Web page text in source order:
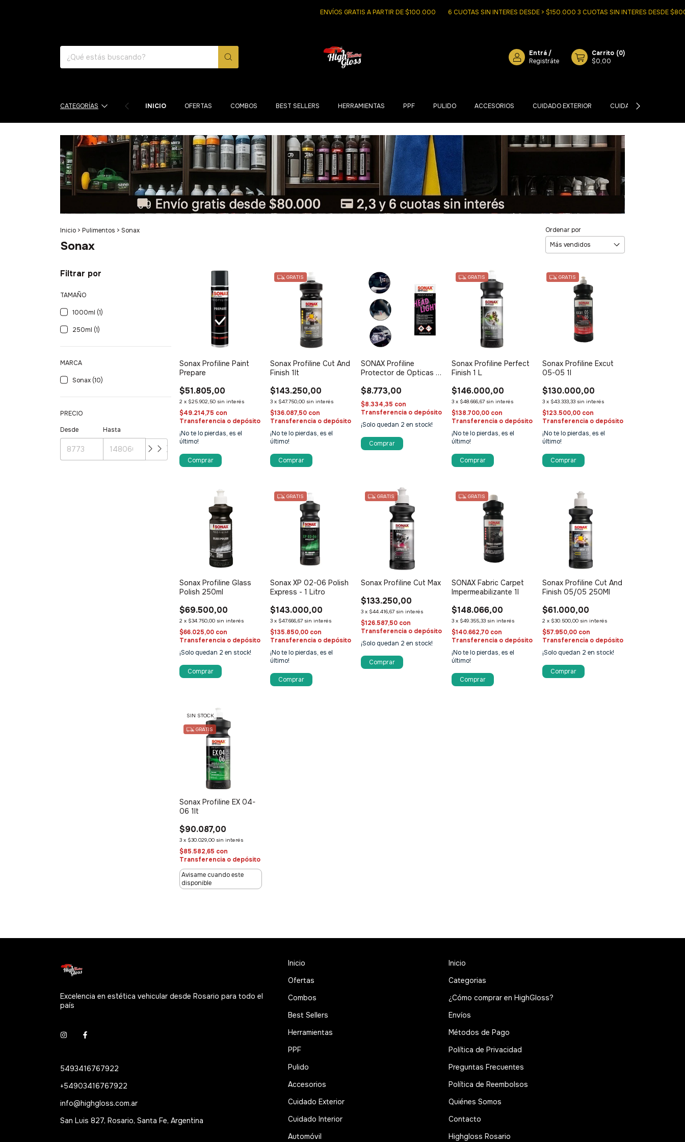
ENVÍOS GRATIS A PARTIR DE $100.000 6 CUOTAS SIN INTERES DESDE > $150.000 3 CUOTAS SIN INTERES DESDE $80000
Entrá /
Registráte
Carrito (0)
$0,00
CATEGORÍAS INICIO OFERTAS COMBOS BEST SELLERS HERRAMIENTAS PPF PULIDO ACCESORIOS CUIDADO EXTERIOR CUIDADO INTERIOR
Inicio > Pulimentos > Sonax
Sonax
Ordenar por
Filtrar por
TAMAÑO
1000ml (1)
250ml (1)
MARCA
Sonax (10)
PRECIO
Desde
Hasta
Sonax Profiline Paint
Prepare
$51.805,00
2 x $25.902,50 sin interés
$49.214,75 con
Transferencia o depósito
¡No te lo pierdas, es el
último!
GRATIS
Sonax Profiline Cut And
Finish 1lt
$143.250,00
3 x $47.750,00 sin interés
$136.087,50 con
Transferencia o depósito
¡No te lo pierdas, es el
último!
SONAX Profiline
Protector de Opticas x
$8.773,00
$8.334,35 con
Transferencia o depósito
¡Solo quedan 2 en stock!
GRATIS
Sonax Profiline Perfect
Finish 1 L
$146.000,00
3 x $48.666,67 sin interés
$138.700,00 con
Transferencia o depósito
¡No te lo pierdas, es el
último!
GRATIS
Sonax Profiline Excut
05-05 1l
$130.000,00
3 x $43.333,33 sin interés
$123.500,00 con
Transferencia o depósito
¡No te lo pierdas, es el
último!
Sonax Profiline Glass
Polish 250ml
$69.500,00
2 x $34.750,00 sin interés
$66.025,00 con
Transferencia o depósito
¡Solo quedan 2 en stock!
GRATIS
Sonax XP 02-06 Polish
Express - 1 Litro
$143.000,00
3 x $47.666,67 sin interés
$135.850,00 con
Transferencia o depósito
¡No te lo pierdas, es el
último!
GRATIS
Sonax Profiline Cut Max
$133.250,00
3 x $44.416,67 sin interés
$126.587,50 con
Transferencia o depósito
¡Solo quedan 2 en stock!
Comprar
GRATIS
SONAX Fabric Carpet
Impermeabilizante 1l
$148.066,00
3 x $49.355,33 sin interés
$140.662,70 con
Transferencia o depósito
¡No te lo pierdas, es el
último!
Sonax Profiline Cut And
Finish 05/05 250Ml
$61.000,00
2 x $30.500,00 sin interés
$57.950,00 con
Transferencia o depósito
¡Solo quedan 2 en stock!
SIN STOCK
GRATIS
Sonax Profiline EX 04-
06 1lt
$90.087,00
3 x $30.029,00 sin interés
$85.582,65 con
Transferencia o depósito
Avisame cuando este
disponible
Excelencia en estética vehicular desde Rosario para todo el
país
5493416767922
+54903416767922
info@highgloss.com.ar
San Luis 827, Rosario, Santa Fe, Argentina
Inicio
Ofertas
Combos
Best Sellers
Herramientas
PPF
Pulido
Accesorios
Cuidado Exterior
Cuidado Interior
Automóvil
Inicio
Categorias
¿Cómo comprar en HighGloss?
Envíos
Métodos de Pago
Política de Privacidad
Preguntas Frecuentes
Política de Reembolsos
Quiénes Somos
Contacto
Highgloss Rosario